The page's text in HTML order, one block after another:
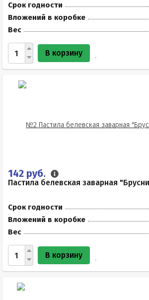
Срок годности
Вложений в коробке
Вес
В корзину
142 руб.
Пастила белевская заварная
Срок годности
Вложений в коробке
Вес
В корзину